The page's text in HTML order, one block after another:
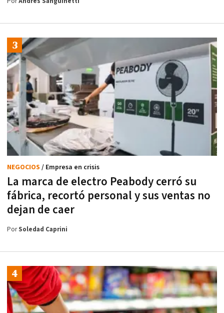
La marca de electro Peabody cerró su
fábrica, recortó personal y sus ventas no
dejan de caer
NEGOCIOS / Empresa en crisis
PorSoledad Caprini